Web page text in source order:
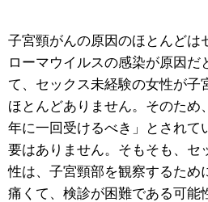
子宮頸がんの原因のほとんどは
ローマウイルスの感染が原因だ
て、セックス未経験の女性が子
ほとんどありません。そのため
年に一回受けるべき」とされて
要はありません。そもそも、セ
性は、子宮頸部を観察するため
痛くて、検診が困難である可能